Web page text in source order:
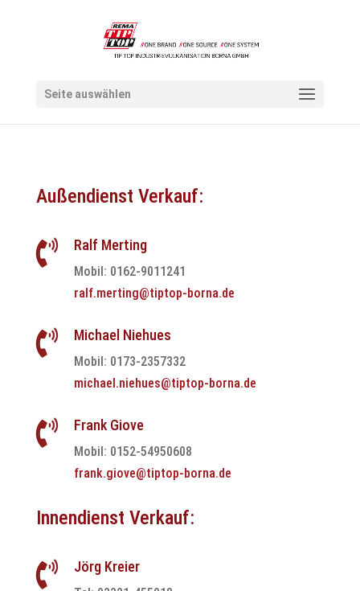
Seite auswählen
Außendienst Verkauf:
 Ralf Merting
Mobil: 0162-9011241
ralf.merting@tiptop-borna.de
 Michael Niehues
Mobil: 0173-2357332
michael.niehues@tiptop-borna.de
 Frank Giove
Mobil: 0152-54950608
frank.giove@tiptop-borna.de
Innendienst Verkauf:
 Jörg Kreier